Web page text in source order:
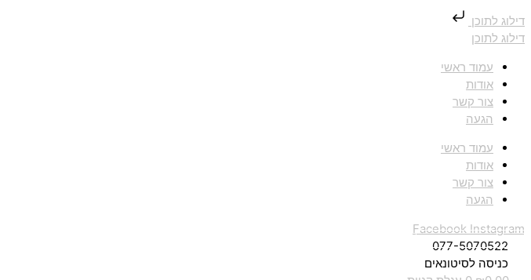
דילוג לתוכן
דילוג לתוכן
עמוד ראשי
אודות
צור קשר
הגעה
עמוד ראשי
אודות
צור קשר
הגעה
Facebook Instagram
077-5070522
כניסה לסיטונאים